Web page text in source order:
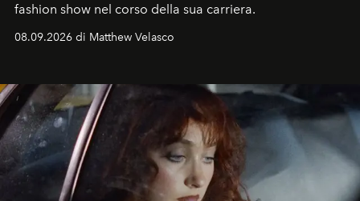
fashion show nel corso della sua carriera.
08.09.2026 di Matthew Velasco